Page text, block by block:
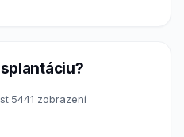
·5441 zobrazení